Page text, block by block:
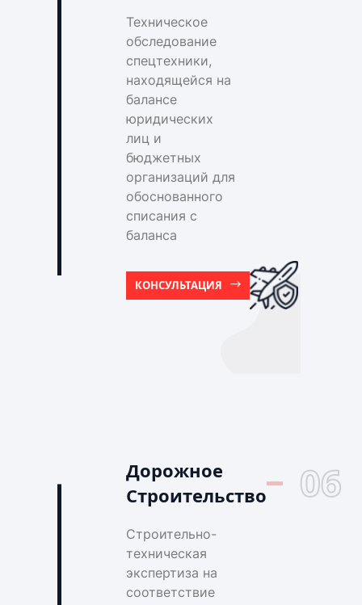
Техническое
обследование
спецтехники,
находящейся на
балансе
юридических
лиц и
бюджетных
организаций для
обоснованного
списания с
баланса
КОНСУЛЬТАЦИЯ
Дорожное
Строительство
06
Строительно-
техническая
экспертиза на
соответствие